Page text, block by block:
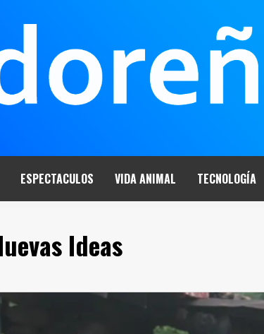
ESPECTACULOS VIDA ANIMAL TECNOLOGÍA
Ideas